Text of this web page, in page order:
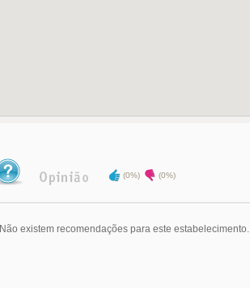
(0%) (0%)
Não existem recomendações para este estabelecimento.